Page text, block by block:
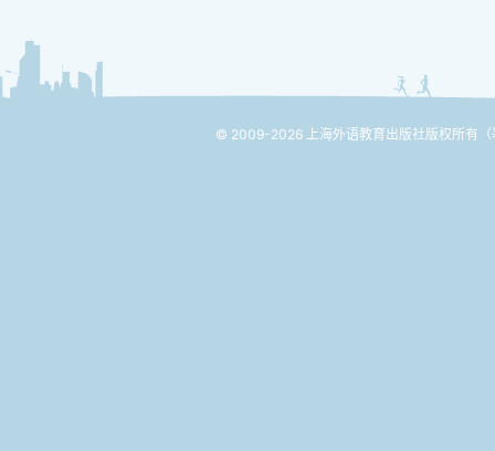
© 2009-2026 上海外语教育出版社版权所有